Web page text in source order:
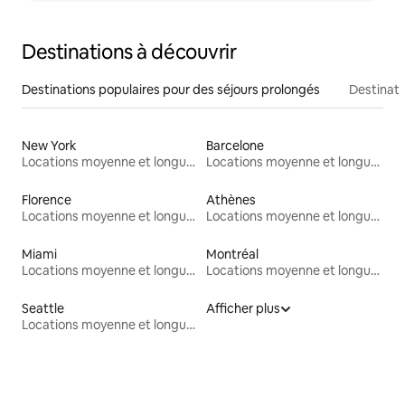
Destinations à découvrir
Destinations populaires pour des séjours prolongés
New York
Locations moyenne et longue durée
Barcelone
Locations moyenne et longue durée
Florence
Locations moyenne et longue durée
Athènes
Locations moyenne et longue durée
Miami
Locations moyenne et longue durée
Montréal
Locations moyenne et longue durée
Seattle
Locations moyenne et longue durée
Afficher plus